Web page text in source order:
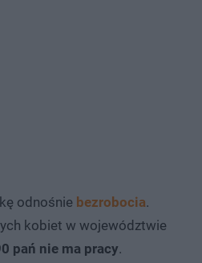
odnośnie bezrobocia.
kobiet w województwie
pań nie ma pracy.